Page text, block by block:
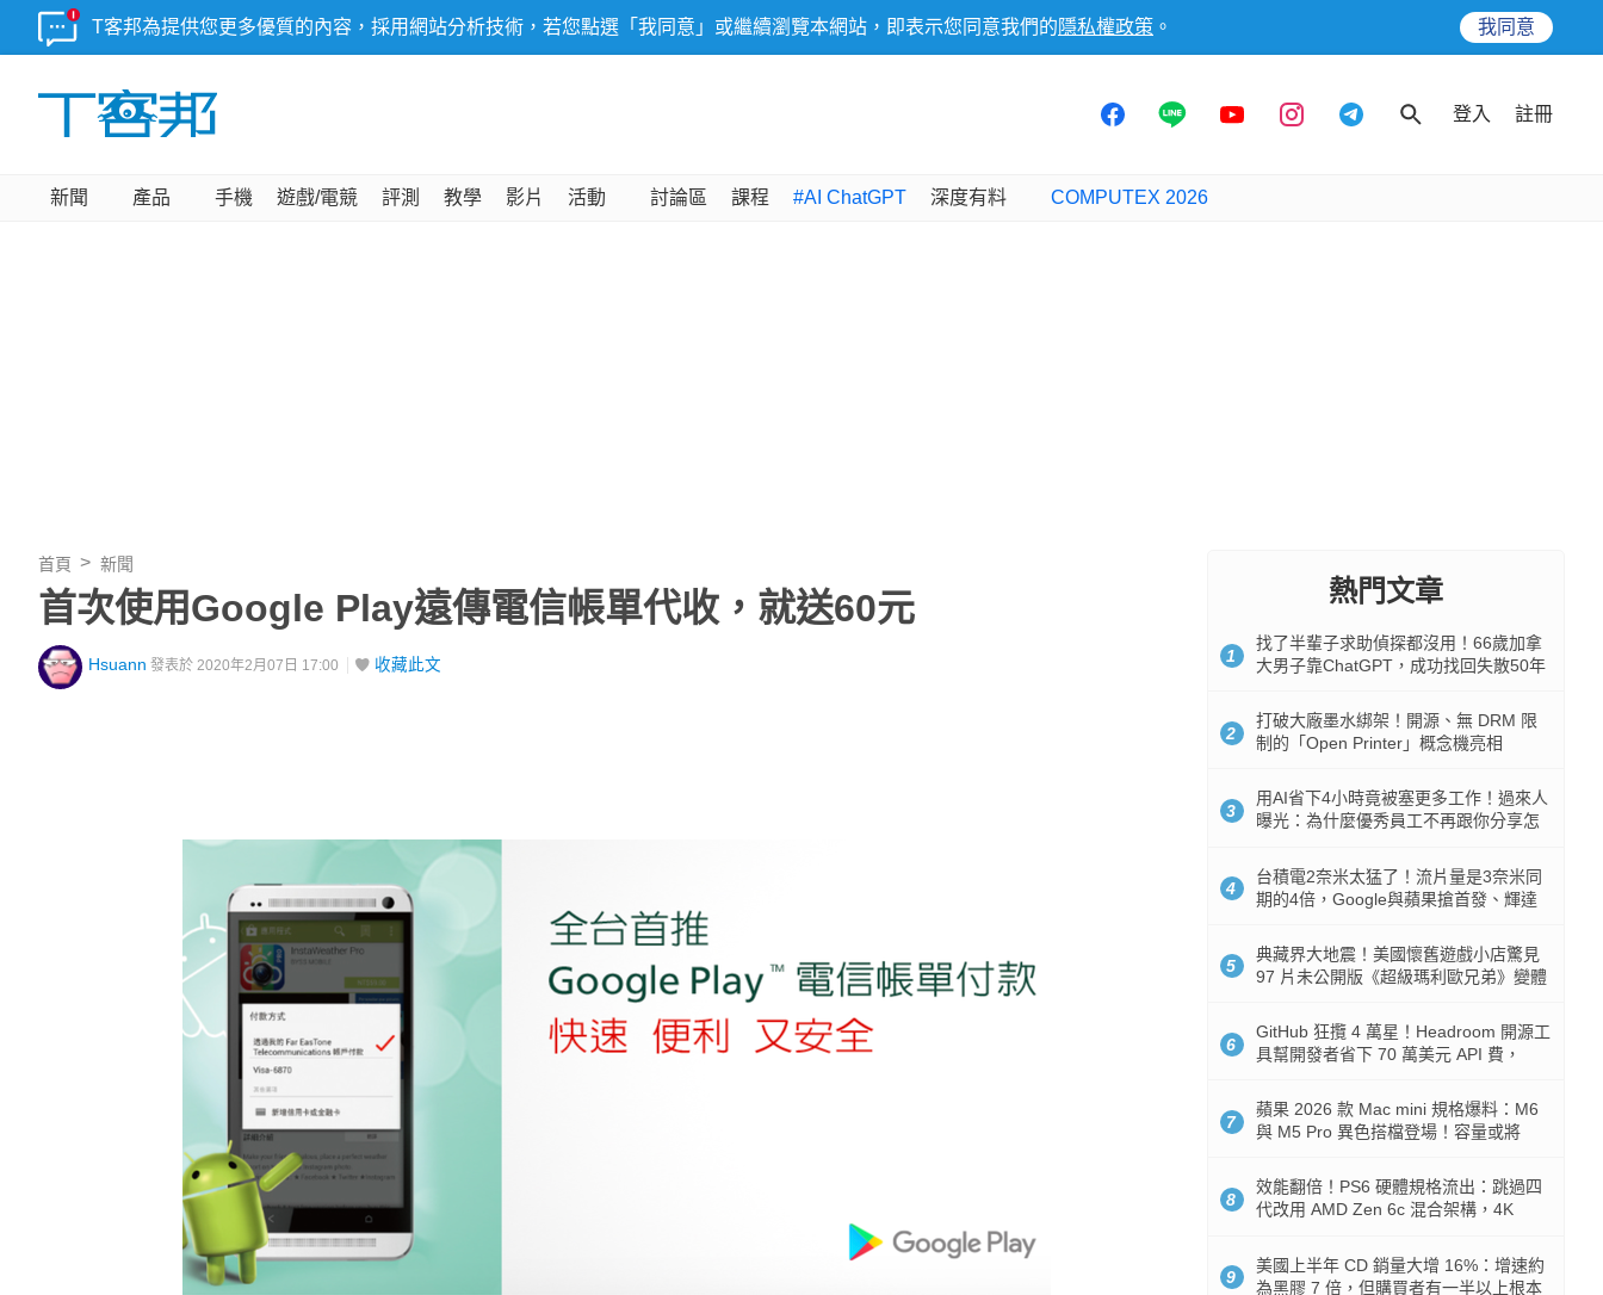
T客邦為提供您更多優質的內容，採用網站分析技術，若您點選「我同意」或繼續瀏覽本網站，即表示您同意我們的 隱私權政策 。 我同意
登入 註冊
新聞 產品 手機 遊戲/電競 評測 教學 影片 活動 討論區 課程 #AI ChatGPT 深度有料 COMPUTEX 2026
首頁 新聞
首次使用Google Play遠傳電信帳單代收，就送60元
Hsuann 發表於 2020年2月07日 17:00 收藏此文
熱門文章
1
找了半輩子求助偵探都沒用！66歲加拿
大男子靠ChatGPT，成功找回失散50年
2
打破大廠墨水綁架！開源、無 DRM 限
制的「Open Printer」概念機亮相
3
用AI省下4小時竟被塞更多工作！過來人
曝光：為什麼優秀員工不再跟你分享怎
4
台積電2奈米太猛了！流片量是3奈米同
期的4倍，Google與蘋果搶首發、輝達
5
典藏界大地震！美國懷舊遊戲小店驚見
97 片未公開版《超級瑪利歐兄弟》變體
6
GitHub 狂攬 4 萬星！Headroom 開源工
具幫開發者省下 70 萬美元 API 費，
7
蘋果 2026 款 Mac mini 規格爆料：M6
與 M5 Pro 異色搭檔登場！容量或將
8
效能翻倍！PS6 硬體規格流出：跳過四
代改用 AMD Zen 6c 混合架構，4K
9
美國上半年 CD 銷量大增 16%：增速約
為黑膠 7 倍，但購買者有一半以上根本